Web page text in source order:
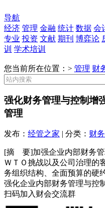
导航
经济 管理 金融 统计 数据 会
专业 投资 文献 期刊 博弈论
训 学术培训
您当前所在位置：> 管理 财
强化财务管理与控制
管理
发布： 经管之家 | 分类： 财
[摘 要]加强企业内部财务管
ＷＴＯ挑战以及公司治理的
务组织结构、全面预算的硬
强化企业内部财务管理与控
扫码加入财会交流群